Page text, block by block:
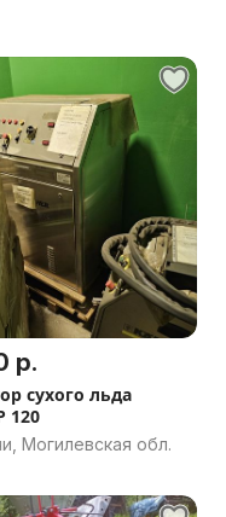
р.
сухого льда
120
Могилевская обл.